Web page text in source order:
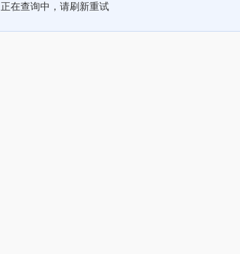
正在查询中，请刷新重试